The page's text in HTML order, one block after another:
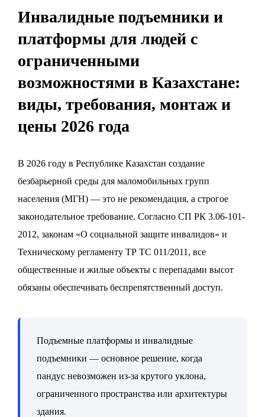
Инвалидные подъемники и
платформы для людей с
ограниченными
возможностями в Казахстане:
виды, требования, монтаж и
цены 2026 года
В 2026 году в Республике Казахстан создание
безбарьерной среды для маломобильных групп
населения (МГН) — это не рекомендация, а строгое
законодательное требование. Согласно СП РК 3.06-101-
2012, законам «О социальной защите инвалидов» и
Техническому регламенту ТР ТС 011/2011, все
общественные и жилые объекты с перепадами высот
обязаны обеспечивать беспрепятственный доступ.
Подъемные платформы и инвалидные
подъемники — основное решение, когда
пандус невозможен из-за крутого уклона,
ограниченного пространства или архитектуры
здания.